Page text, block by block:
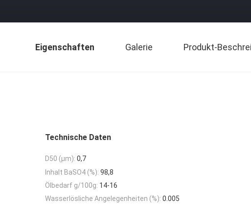
Eigenschaften Galerie Produkt-
Technische Daten
D50 (μm): 0,7
Inhalt BaSO4 (%): 98,8
Ölbedarf g/100g: 14-16
Wasserlösliche Angelegenheiten (%): 0.005